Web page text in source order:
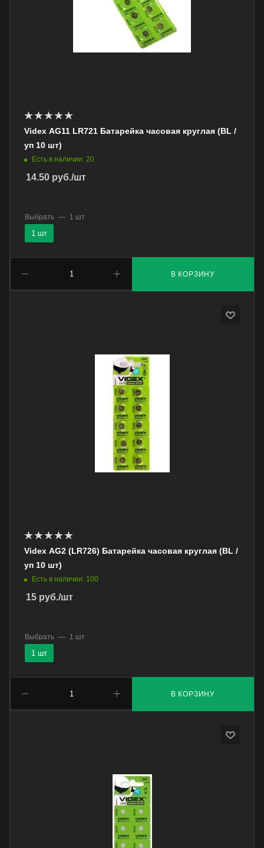
Videx AG11 LR721 Батарейка часовая круглая (BL /
уп 10 шт)
Есть в наличии: 20
14.50 руб./шт
В КОРЗИНУ
Выбрать — 1 шт
1 шт
Videx AG2 (LR726) Батарейка часовая круглая (BL /
уп 10 шт)
Есть в наличии: 100
15 руб./шт
В КОРЗИНУ
Выбрать — 1 шт
1 шт